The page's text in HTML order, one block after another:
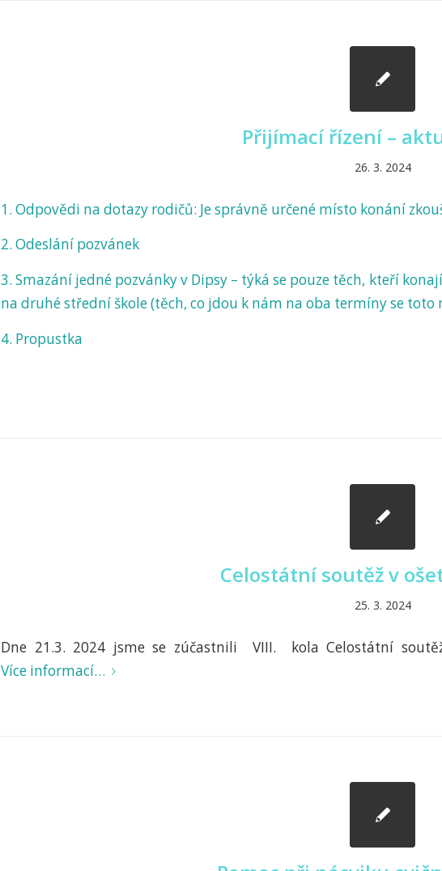
Přijímací řízení –
26. 3. 2024
1. Odpovědi na dotazy rodičů: Je správně určené místo konání
2. Odeslání pozvánek
3. Smazání jedné pozvánky v Dipsy – týká se pouze těch, kteří
na druhé střední škole (těch, co jdou k nám na oba termíny se toto
4. Propustka
Celostátní soutěž v
25. 3. 2024
Dne 21.3. 2024 jsme se zúčastnili VIII. kola Celostátní
Více informací…